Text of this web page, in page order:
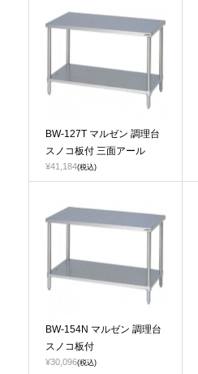
BW-127T マルゼン 調理台
スノコ板付 三面アール
¥41,184(税込)
BW-154N マルゼン 調理台
スノコ板付
¥30,096(税込)